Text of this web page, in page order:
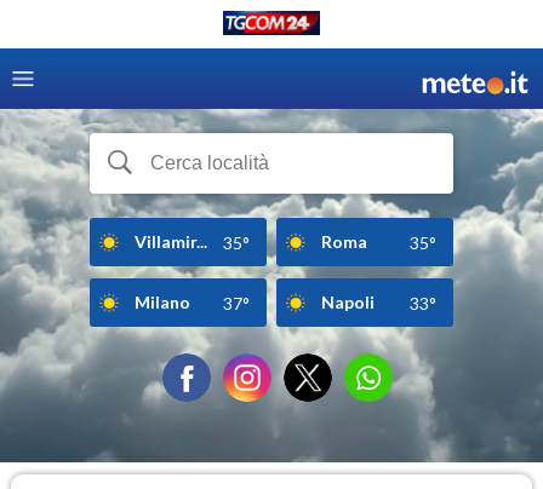
Villamir... 35° Roma 35°
Milano 37° Napoli 33°